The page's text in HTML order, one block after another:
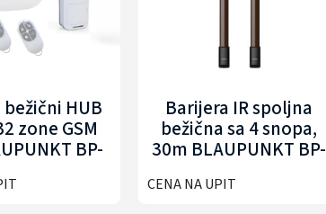
HUB
zone GSM
BP-
Barijera IR spoljna
bežična sa 4 snopa,
30m BLAUPUNKT BP-
CENA NA UPIT